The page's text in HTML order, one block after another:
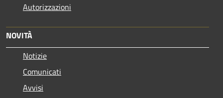
Autorizzazioni
NOVITÀ
Notizie
Comunicati
Avvisi